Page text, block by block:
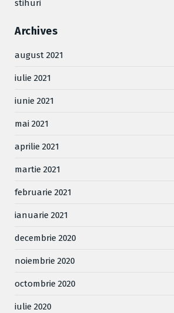
stihuri
Archives
august 2021
iulie 2021
iunie 2021
mai 2021
aprilie 2021
martie 2021
februarie 2021
ianuarie 2021
decembrie 2020
noiembrie 2020
octombrie 2020
iulie 2020